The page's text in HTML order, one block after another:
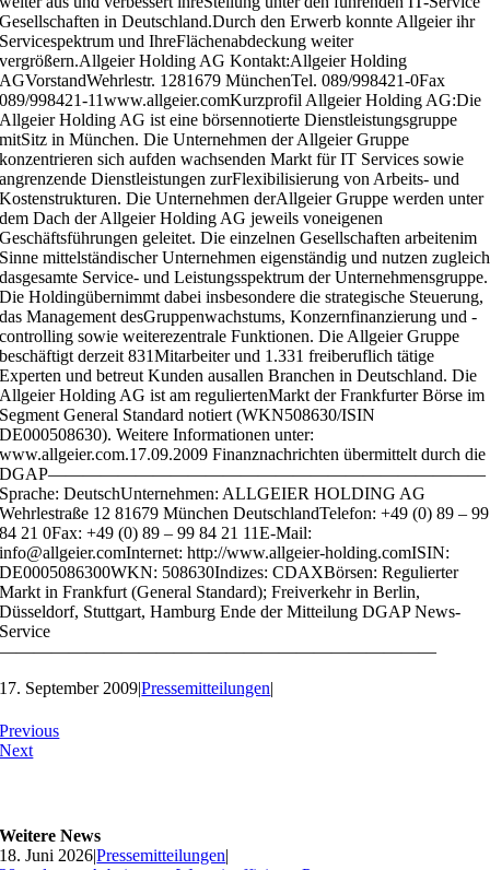
Gesellschaften in Deutschland.Durch den Erwerb konnte Allgeier ihr
Servicespektrum und IhreFlächenabdeckung weiter
vergrößern.Allgeier Holding AG Kontakt:Allgeier Holding
AGVorstandWehrlestr. 1281679 MünchenTel. 089/998421-0Fax
089/998421-11www.allgeier.comKurzprofil Allgeier Holding AG:Die
Allgeier Holding AG ist eine börsennotierte Dienstleistungsgruppe
mitSitz in München. Die Unternehmen der Allgeier Gruppe
konzentrieren sich aufden wachsenden Markt für IT Services sowie
angrenzende Dienstleistungen zurFlexibilisierung von Arbeits- und
Kostenstrukturen. Die Unternehmen derAllgeier Gruppe werden unter
dem Dach der Allgeier Holding AG jeweils voneigenen
Geschäftsführungen geleitet. Die einzelnen Gesellschaften arbeitenim
Sinne mittelständischer Unternehmen eigenständig und nutzen zugleich
dasgesamte Service- und Leistungsspektrum der Unternehmensgruppe.
Die Holdingübernimmt dabei insbesondere die strategische Steuerung,
das Management desGruppenwachstums, Konzernfinanzierung und -
controlling sowie weiterezentrale Funktionen. Die Allgeier Gruppe
beschäftigt derzeit 831Mitarbeiter und 1.331 freiberuflich tätige
Experten und betreut Kunden ausallen Branchen in Deutschland. Die
Allgeier Holding AG ist am reguliertenMarkt der Frankfurter Börse im
Segment General Standard notiert (WKN508630/ISIN
DE000508630). Weitere Informationen unter:
www.allgeier.com.17.09.2009 Finanznachrichten übermittelt durch die
DGAP—————————————————————————
Sprache: DeutschUnternehmen: ALLGEIER HOLDING AG
Wehrlestraße 12 81679 München DeutschlandTelefon: +49 (0) 89 – 99
84 21 0Fax: +49 (0) 89 – 99 84 21 11E-Mail:
info@allgeier.comInternet: http://www.allgeier-holding.comISIN:
DE0005086300WKN: 508630Indizes: CDAXBörsen: Regulierter
Markt in Frankfurt (General Standard); Freiverkehr in Berlin,
Düsseldorf, Stuttgart, Hamburg Ende der Mitteilung DGAP News-
Service
—————————————————————————
17. September 2009|Pressemitteilungen|
Previous
Next
Weitere News
18. Juni 2026|Pressemitteilungen|